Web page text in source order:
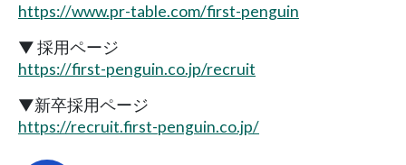
https://www.pr-table.com/first-penguin
▼ 採用ページ
https://first-penguin.co.jp/recruit
▼新卒採用ページ
https://recruit.first-penguin.co.jp/